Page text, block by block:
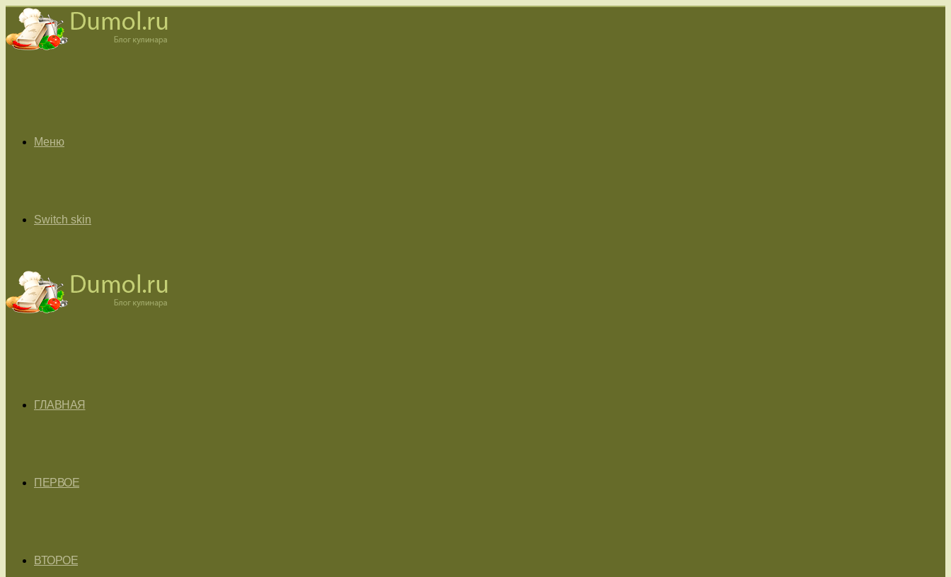
Меню
Switch skin
ГЛАВНАЯ
ПЕРВОЕ
ВТОРОЕ